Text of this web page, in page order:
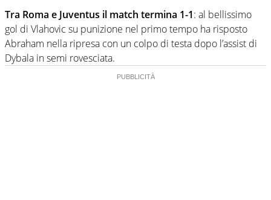
Tra Roma e Juventus il match termina 1-1: al bellissimo
gol di Vlahovic su punizione nel primo tempo ha risposto
Abraham nella ripresa con un colpo di testa dopo l’assist di
Dybala in semi rovesciata.